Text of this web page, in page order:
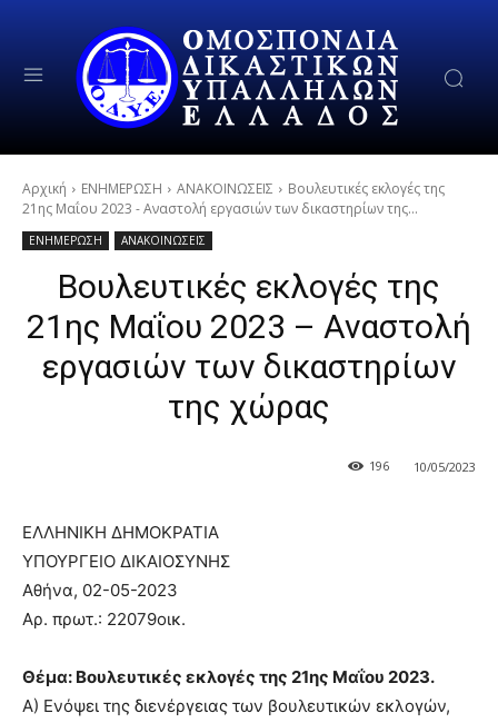
Αρχική ΕΝΗΜΕΡΩΣΗ ΑΝΑΚΟΙΝΩΣΕΙΣ
Βουλευτικές εκλογές της
21ης Μαΐου 2023 - Αναστολή εργασιών των δικαστηρίων της...
ΕΝΗΜΕΡΩΣΗ ΑΝΑΚΟΙΝΩΣΕΙΣ
Βουλευτικές εκλογές της
21ης Μαΐου 2023 – Αναστολή
εργασιών των δικαστηρίων
της χώρας
196 10/05/2023
ΕΛΛΗΝIΚΗ ΔΗΜΟΚΡΑΤIΑ
ΥΠΟΥΡΓΕIΟ ΔIΚΑIΟΣΥΝΗΣ
Αθήνα, 02-05-2023
Αρ. πρωτ.: 22079οικ.
Θέμα: Βουλευτικές εκλογές της 21ης Μαΐου 2023.
Α) Ενόψει της διενέργειας των βουλευτικών εκλογών,